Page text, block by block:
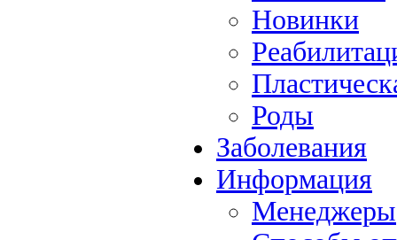
Новинки
Роды
Заболевания
Информация
Менеджеры